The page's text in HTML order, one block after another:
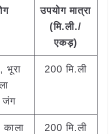
उपयोग मात्रा
(मि.ली./
एकड़)
भूरा
जंग
200 मि.ली
काला
200 मि.ली